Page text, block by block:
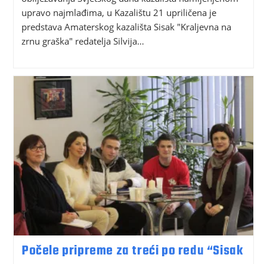
upravo najmlađima, u Kazalištu 21 upriličena je
predstava Amaterskog kazališta Sisak "Kraljevna na
zrnu graška" redatelja Silvija…
Počele pripreme za treći po redu “Sisak